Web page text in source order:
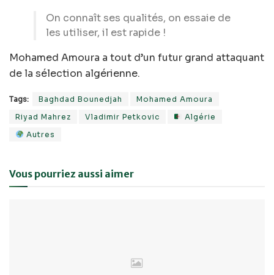
On connaît ses qualités, on essaie de
les utiliser, il est rapide !
Mohamed Amoura a tout d’un futur grand attaquant
de la sélection algérienne.
Tags: Baghdad Bounedjah
Mohamed Amoura
Riyad Mahrez
Vladimir Petkovic
Algérie
Autres
Vous pourriez aussi aimer